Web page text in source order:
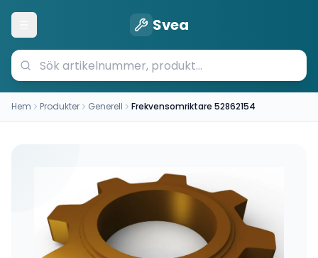
Öppna meny Svea
Hem Produkter Generell Frekvensomriktare 52862154